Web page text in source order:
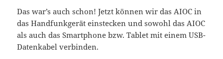
Das war’s auch schon! Jetzt können wir das AIOC in
das Handfunkgerät einstecken und sowohl das AIOC
als auch das Smartphone bzw. Tablet mit einem USB-
Datenkabel verbinden.